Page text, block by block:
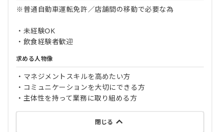
※普通自動車運転免許／店舗間の移動で必要な為
・未経験OK
・飲食経験者歓迎
求める人物像
・マネジメントスキルを高めたい方
・コミュニケーションを大切にできる方
・主体性を持って業務に取り組める方
閉じる